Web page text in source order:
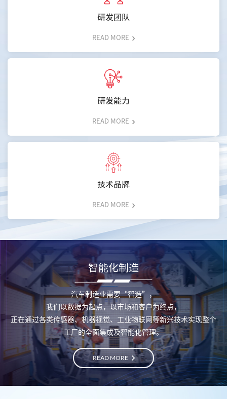
研发团队
READ MORE
研发能力
READ MORE
技术品牌
READ MORE
智能化制造
汽车制造业需要“智造”，
我们以数据为起点，以市场和客户为终点，
正在通过各类传感器、机器视觉、工业物联网等新兴技术实现整个
工厂的全面集成及智能化管理。
READ MORE